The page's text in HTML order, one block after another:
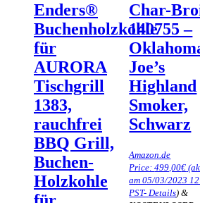
Enders®
Buchenholzkohle
für
AURORA
Tischgrill
1383,
rauchfrei
BBQ Grill,
Buchen-
Holzkohle
Char-
140755 –
Joe’s
Highland
Smoker,
Schwarz
Amazon.de
Price:499,00€
am 05/03/2023
PST-Details)&